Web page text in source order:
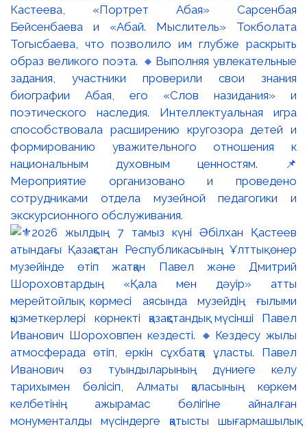
Кастеева, «Портрет Абая» Сарсенбая
Бейсенбаева и «Абай. Мыслитель» Токболата
Тогысбаева, что позволило им глубже раскрыть
образ великого поэта. 🔸Выполняя увлекательные
задания, участники проверили свои знания
биографии Абая, его «Слов назидания» и
поэтического наследия. Интеллектуальная игра
способствовала расширению кругозора детей и
формированию уважительного отношения к
национальным духовным ценностям. 📌
Мероприятие организовано и проведено
сотрудниками отдела музейной педагогики и
экскурсионного обслуживания.